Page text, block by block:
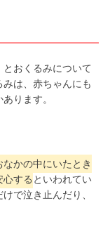
とおくるみについて
は、赤ちゃんにも
ります。
なかの中にいたとき
心する といわれてい
で泣き止んだり、